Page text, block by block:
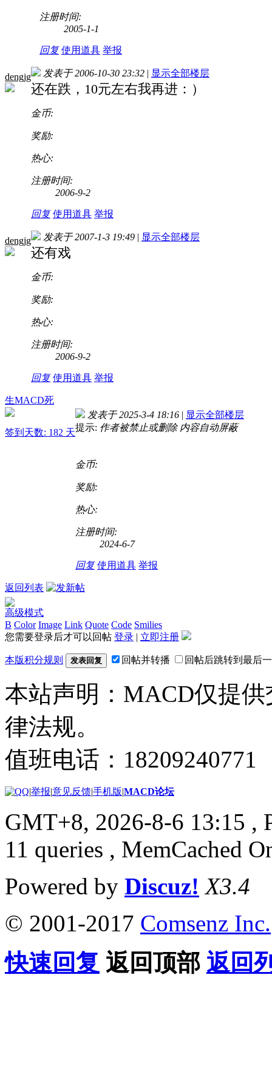
注册时间:
2005-1-1
回复 使用道具 举报
dengjg 发表于 2006-10-30 23:32 | 显示全部楼层
还在跌，10元左右我再进：）
金币:
奖励:
热心:
注册时间:
2006-9-2
回复 使用道具 举报
dengjg 发表于 2007-1-3 19:49 | 显示全部楼层
还有戏
金币:
奖励:
热心:
注册时间:
2006-9-2
回复 使用道具 举报
生MACD死
签到天数: 182 天
发表于 2025-3-4 18:16 | 显示全部楼层
提示: 作者被禁止或删除 内容自动屏蔽
金币:
奖励:
热心:
注册时间:
2024-6-7
回复 使用道具 举报
返回列表
高级模式
B Color Image Link Quote Code Smilies
您需要登录后才可以回帖 登录 | 立即注册
本版积分规则 发表回复 回帖并转播 回帖后跳转到最后
本站声明：MACD仅提
律法规。
值班电话：
|举报|意见反馈|手机版|MACD论坛
GMT+8, 2026-8-6 13:15 ,
11 queries , MemCached
Powered by Discuz! X3.4
© 2001-2017 Comsenz Inc.
快速回复 返回顶部 返回